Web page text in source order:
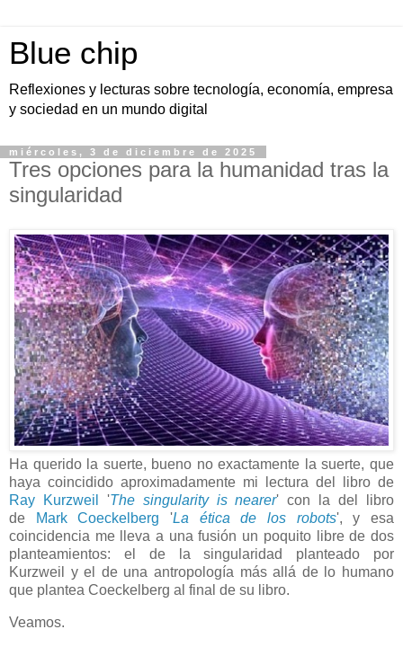
Blue chip
Reflexiones y lecturas sobre tecnología, economía, empresa
y sociedad en un mundo digital
miércoles, 3 de diciembre de 2025
Tres opciones para la humanidad tras la
singularidad
Ha querido la suerte, bueno no exactamente la suerte, que
haya coincidido aproximadamente mi lectura del libro de
Ray Kurzweil
'The singularity is nearer' con la del libro
de
Mark Coeckelberg 'La ética de los robots', y esa
coincidencia me lleva a una fusión un poquito libre de dos
planteamientos: el de la singularidad planteado por
Kurzweil y el de una antropología más allá de lo humano
que plantea Coeckelberg al final de su libro.
Veamos.